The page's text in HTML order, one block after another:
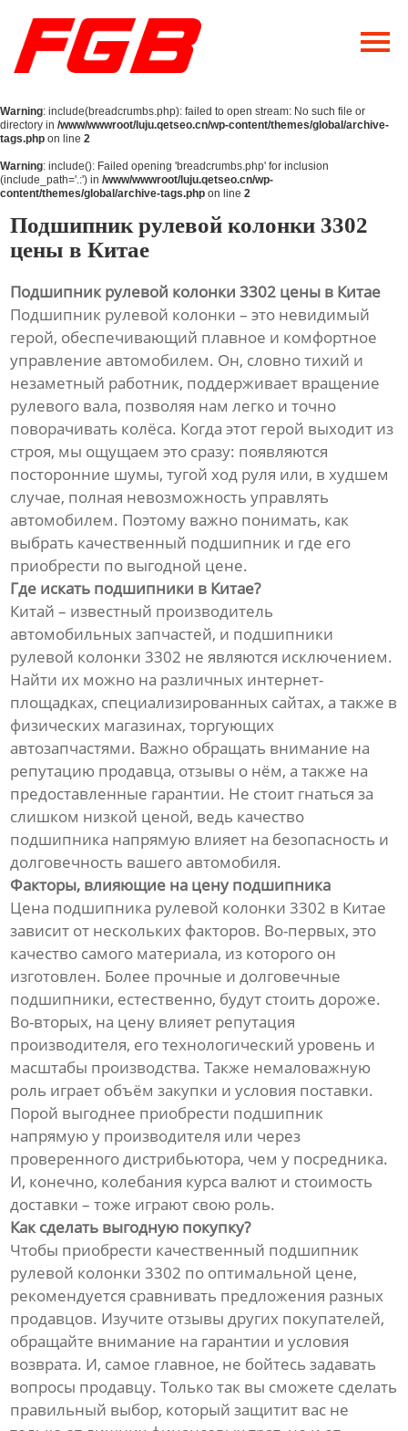
Главная
О Нас
Продукция
Новости
Warning: include(breadcrumbs.php): failed to open stream: No such file or
directory in /www/wwwroot/luju.qetseo.cn/wp-content/themes/global/archive-
tags.php on line 2
Warning: include(): Failed opening 'breadcrumbs.php' for inclusion
(include_path='.:') in /www/wwwroot/luju.qetseo.cn/wp-
content/themes/global/archive-tags.php on line 2
Подшипник рулевой колонки 3302
цены в Китае
Подшипник рулевой колонки 3302 цены в Китае
Подшипник рулевой колонки – это невидимый
герой, обеспечивающий плавное и комфортное
управление автомобилем. Он, словно тихий и
незаметный работник, поддерживает вращение
рулевого вала, позволяя нам легко и точно
поворачивать колёса. Когда этот герой выходит из
строя, мы ощущаем это сразу: появляются
посторонние шумы, тугой ход руля или, в худшем
случае, полная невозможность управлять
автомобилем. Поэтому важно понимать, как
выбрать качественный подшипник и где его
приобрести по выгодной цене.
Где искать подшипники в Китае?
Китай – известный производитель
автомобильных запчастей, и подшипники
рулевой колонки 3302 не являются исключением.
Найти их можно на различных интернет-
площадках, специализированных сайтах, а также в
физических магазинах, торгующих
автозапчастями. Важно обращать внимание на
репутацию продавца, отзывы о нём, а также на
предоставленные гарантии. Не стоит гнаться за
слишком низкой ценой, ведь качество
подшипника напрямую влияет на безопасность и
долговечность вашего автомобиля.
Факторы, влияющие на цену подшипника
Цена подшипника рулевой колонки 3302 в Китае
зависит от нескольких факторов. Во-первых, это
качество самого материала, из которого он
изготовлен. Более прочные и долговечные
подшипники, естественно, будут стоить дороже.
Во-вторых, на цену влияет репутация
производителя, его технологический уровень и
масштабы производства. Также немаловажную
роль играет объём закупки и условия поставки.
Порой выгоднее приобрести подшипник
напрямую у производителя или через
проверенного дистрибьютора, чем у посредника.
И, конечно, колебания курса валют и стоимость
доставки – тоже играют свою роль.
Как сделать выгодную покупку?
Чтобы приобрести качественный подшипник
рулевой колонки 3302 по оптимальной цене,
рекомендуется сравнивать предложения разных
продавцов. Изучите отзывы других покупателей,
обращайте внимание на гарантии и условия
возврата. И, самое главное, не бойтесь задавать
вопросы продавцу. Только так вы сможете сделать
правильный выбор, который защитит вас не